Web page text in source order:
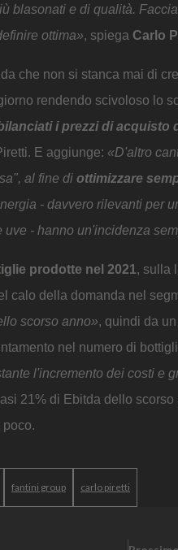
blasonati e di qualità.
ottima», spiega Carlo
che non si stanca mai di
rendendo scivoloso lo
i prezzi di acquisto
E aggiunge: «D'altro
al fine di ottimizzare
- davvero rilevanti per
- hanno un'incidenza
prodotte nel 2021, sulla
calo della domanda nel
scorso anno», quindi da
nel numero di
l'incremento dei costi e
21% di Ebitda dello
poco.
fantini group carlo piretti